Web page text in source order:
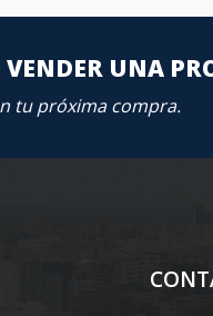
UNA
tu próxima compra.